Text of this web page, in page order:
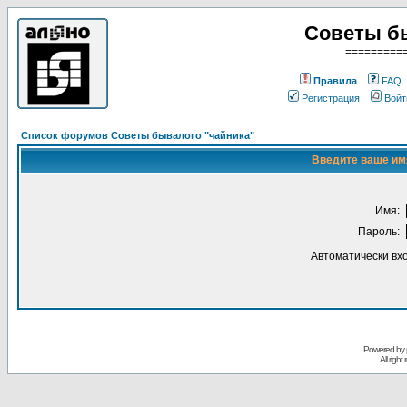
Советы
Правила
FAQ
Регистрация
Список форумов Советы бывалого "чайника"
Введите ваше
Имя:
Пароль:
Автоматически
Powered
All right